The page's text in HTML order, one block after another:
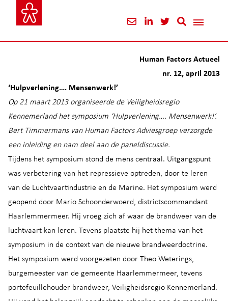
Human Factors Actueel
nr. 12, april 2013
‘Hulpverlening…. Mensenwerk!’
Op 21 maart 2013 organiseerde de Veiligheidsregio
Kennemerland het symposium ‘Hulpverlening…. Mensenwerk!’.
Bert Timmermans van Human Factors Adviesgroep verzorgde
een inleiding en nam deel aan de paneldiscussie.
Tijdens het symposium stond de mens centraal. Uitgangspunt
was verbetering van het repressieve optreden, door te leren
van de Luchtvaartindustrie en de Marine. Het symposium werd
geopend door Mario Schoonderwoerd, districtscommandant
Haarlemmermeer. Hij vroeg zich af waar de brandweer van de
luchtvaart kan leren. Tevens plaatste hij het thema van het
symposium in de context van de nieuwe brandweerdoctrine.
Het symposium werd voorgezeten door Theo Weterings,
burgemeester van de gemeente Haarlemmermeer, tevens
portefeuillehouder brandweer, Veiligheidsregio Kennemerland.